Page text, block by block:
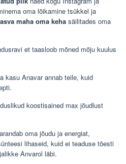
oma lõikamine tsükkel ja
maha oma keha säilitades oma
et taasloob mõned mõju kuulus
kasu Anavar annab teile, kuid
koostisained max jõudlust
oma jõudu ja energiat,
lihaseid, kuid ei teaduse tõesti
Anvarol läbi.